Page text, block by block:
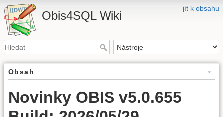
jít k obsahu
Obis4SQL Wiki
Obsah
Novinky OBIS v5.0.655